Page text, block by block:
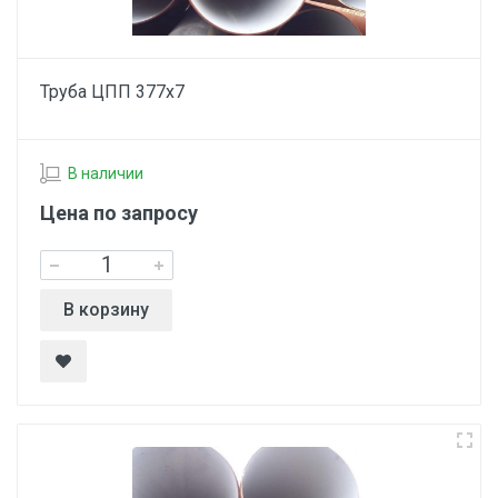
Труба ЦПП 377х7
В наличии
Цена по запросу
В корзину